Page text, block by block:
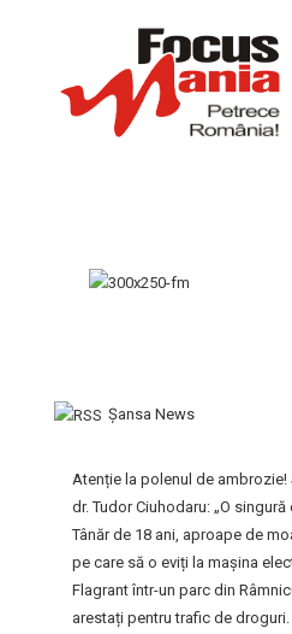
Şansa News
Atenție la polenul de
dr. Tudor Ciuhodaru: „O
Tânăr de 18 ani, aproape de
pe care să o eviți la mașina
Flagrant într-un parc din
arestați pentru trafic de